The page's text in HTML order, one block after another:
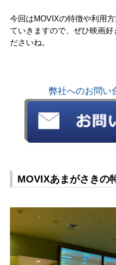
今回はMOVIXの特徴や利用
ていきますので、ぜひ映画好
ださいね。
弊社へのお問い
MOVIXあまがさきの